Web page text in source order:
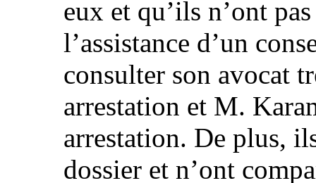
eux et qu’ils n’ont
l’assistance d’un
consulter son avocat
arrestation et M.
arrestation. De plus,
dossier et n’ont